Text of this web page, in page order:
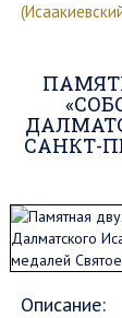
САНКТ-
Описание: